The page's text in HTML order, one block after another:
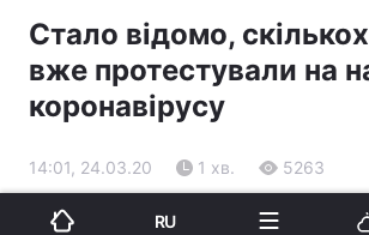
Стало відомо,
вже протестували на
коронавірусу
14:01, 24.03.20 1 хв. 5263
RU